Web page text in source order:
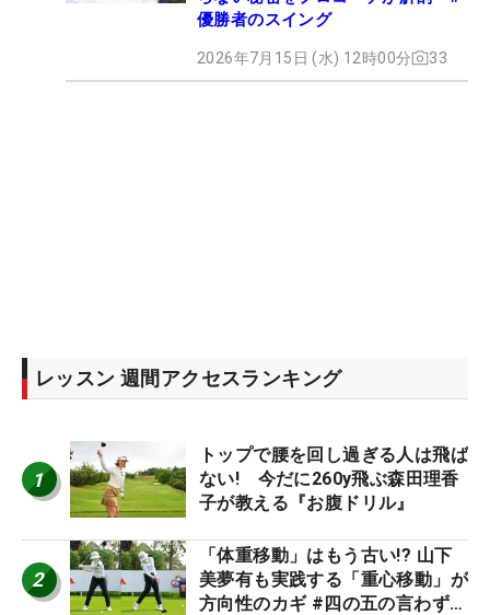
優勝者のスイング
2026年7月15日 (水) 12時00分 33
レッスン 週間アクセスランキング
1
トップで腰を回し過ぎる人は飛ば
ない! 今だに260y飛ぶ森田理香
子が教える『お腹ドリル』
2
「体重移動」はもう古い!? 山下
美夢有も実践する「重心移動」が
方向性のカギ #四の五の言わず振